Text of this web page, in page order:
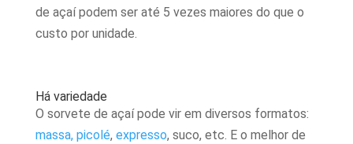
de açaí podem ser até 5 vezes maiores do que o
custo por unidade.
Há variedade
O sorvete de açaí pode vir em diversos formatos:
massa, picolé, expresso, suco, etc. E o melhor de